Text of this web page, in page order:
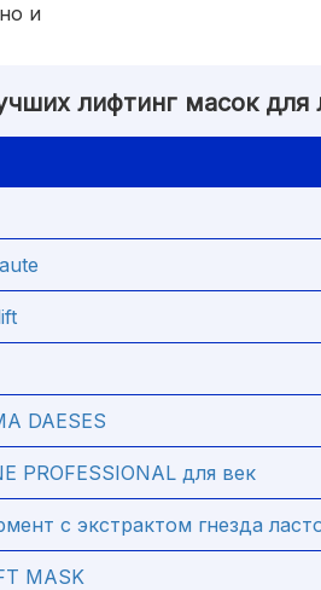
и
лифтинг масок для
DAESES
PROFESSIONAL для век
с экстрактом гнезда
MASK